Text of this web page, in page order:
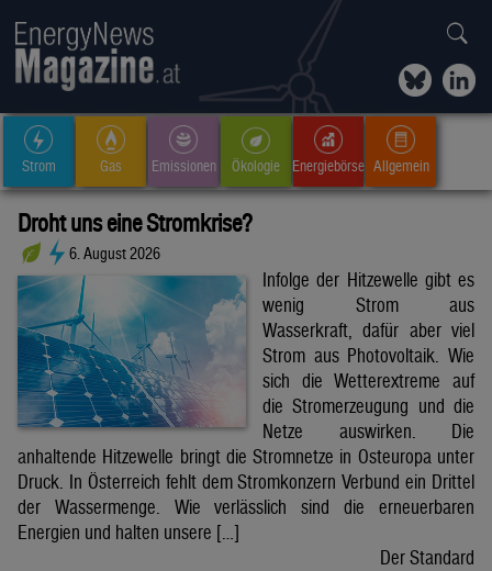
Strom Gas Emissionen Ökologie Energiebörse Allgemein
Droht uns eine Stromkrise?
6. August 2026
Infolge der Hitzewelle gibt es
wenig Strom aus
Wasserkraft, dafür aber viel
Strom aus Photovoltaik. Wie
sich die Wetterextreme auf
die Stromerzeugung und die
Netze auswirken. Die
anhaltende Hitzewelle bringt die Stromnetze in Osteuropa unter
Druck. In Österreich fehlt dem Stromkonzern Verbund ein Drittel
der Wassermenge. Wie verlässlich sind die erneuerbaren
Energien und halten unsere […]
Der Standard